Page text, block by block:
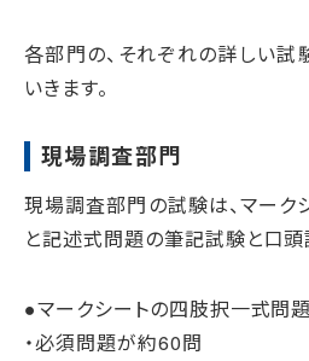
各部門の、それぞれの詳しい試
いきます。
現場調査部門
現場調査部門の試験は、マーク
と記述式問題の筆記試験と口頭
●マークシートの四肢択一式問題
・必須問題が約60問